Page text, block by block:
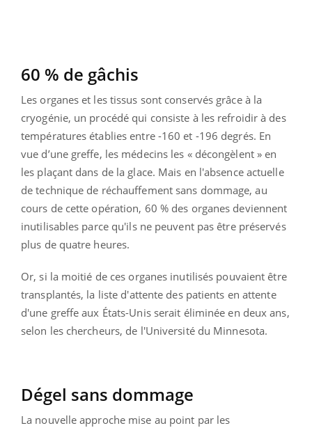
60 % de gâchis
Les organes et les tissus sont conservés grâce à la
cryogénie, un procédé qui consiste à les refroidir à des
températures établies entre -160 et -196 degrés. En
vue d’une greffe, les médecins les « décongèlent » en
les plaçant dans de la glace. Mais en l'absence actuelle
de technique de réchauffement sans dommage, au
cours de cette opération, 60 % des organes deviennent
inutilisables parce qu'ils ne peuvent pas être préservés
plus de quatre heures.
Or, si la moitié de ces organes inutilisés pouvaient être
transplantés, la liste d'attente des patients en attente
d'une greffe aux États-Unis serait éliminée en deux ans,
selon les chercheurs, de l'Université du Minnesota.
Dégel sans dommage
La nouvelle approche mise au point par les